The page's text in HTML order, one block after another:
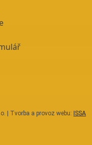
| Tvorba a provoz webu: ISSA